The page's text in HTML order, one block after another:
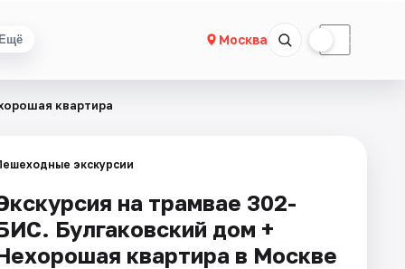
Москва ☾
квартира
экскурсии
на трамвае 302-
Булгаковский дом +
квартира в Москве